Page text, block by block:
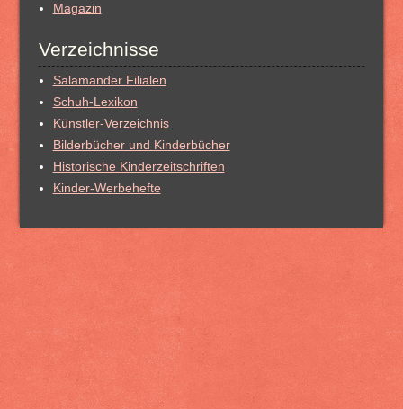
Magazin
Verzeichnisse
Salamander Filialen
Schuh-Lexikon
Künstler-Verzeichnis
Bilderbücher und Kinderbücher
Historische Kinderzeitschriften
Kinder-Werbehefte